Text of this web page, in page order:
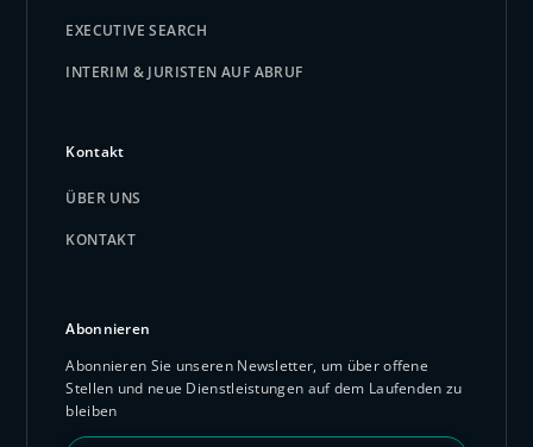
EXECUTIVE SEARCH
INTERIM & JURISTEN AUF ABRUF
Kontakt
ÜBER UNS
KONTAKT
Abonnieren
Abonnieren Sie unseren Newsletter, um über offene
Stellen und neue Dienstleistungen auf dem Laufenden zu
bleiben